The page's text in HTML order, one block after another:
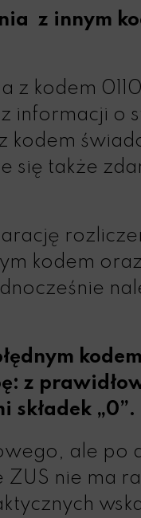
z innym
z kodem
informacji o
kodem
się także
kodem oraz
kodem
z
składek „0”.
ale po
nie ma